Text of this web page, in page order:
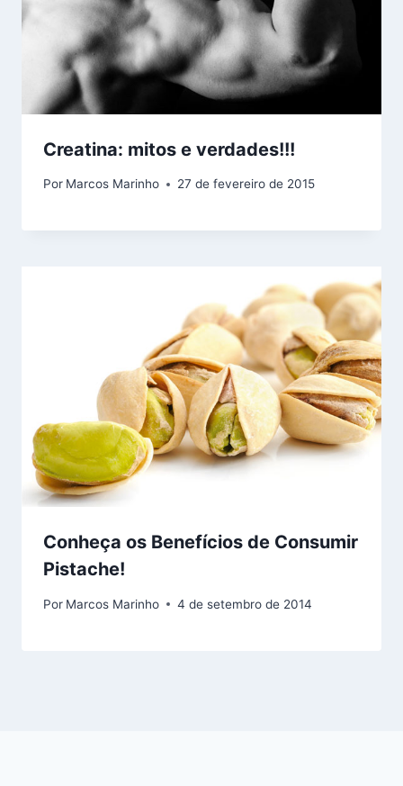
Creatina: mitos e verdades!!!
Por Marcos Marinho 27 de fevereiro de 2015
Conheça os Benefícios de Consumir
Pistache!
Por Marcos Marinho 4 de setembro de 2014